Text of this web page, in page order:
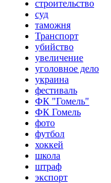
строительство
суд
таможня
Транспорт
убийство
увеличение
уголовное дело
украина
фестиваль
ФК "Гомель"
ФК Гомель
фото
футбол
хоккей
школа
штраф
экспорт